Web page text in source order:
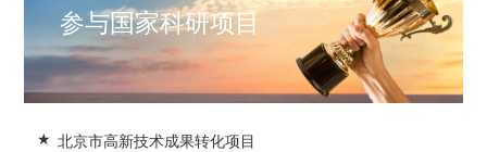
参与国家科研项目
北京市高新技术成果转化项目